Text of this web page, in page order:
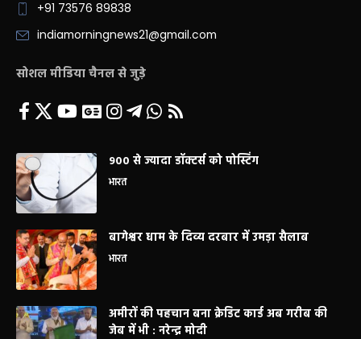
+91 73576 89838
indiamorningnews21@gmail.com
सोशल मीडिया चैनल से जुड़े
900 से ज्यादा डॉक्टर्स को पोस्टिंग
भारत
बागेश्वर धाम के दिव्य दरबार में उमड़ा सैलाब
भारत
अमीरों की पहचान बना क्रेडिट कार्ड अब गरीब की
जेब में भी : नरेन्द्र मोदी